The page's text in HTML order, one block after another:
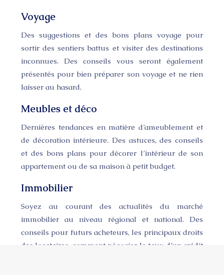
Voyage
Des suggestions et des bons plans voyage pour
sortir des sentiers battus et visiter des destinations
inconnues. Des conseils vous seront également
présentés pour bien préparer son voyage et ne rien
laisser au hasard.
Meubles et déco
Dernières tendances en matière d’ameublement et
de décoration intérieure. Des astuces, des conseils
et des bons plans pour décorer l’intérieur de son
appartement ou de sa maison à petit budget.
Immobilier
Soyez au courant des actualités du marché
immobilier au niveau régional et national. Des
conseils pour futurs acheteurs, les principaux droits
des locataires, comment négocier le taux d’un crédit